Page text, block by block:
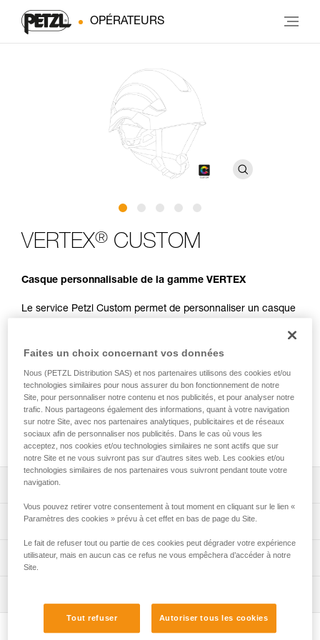
OPÉRATEURS
VERTEX® CUSTOM
Casque personnalisable de la gamme VERTEX
Le service Petzl Custom permet de personnaliser un casque
Des autocollants avec logo et/ou marquage nominatif
couleur peuvent être ajoutées. Une large gamme
d'accessoires (jugulaires, visières de protection, protection
pour casque, protège-nuque, porte-badge, bonnets...) est
disponible et peut être pré-montée. Il est conditionné
individuellement pour une solution prête à l'emploi.
Descriptif
Choix de la coque externe :
- disponible en sept couleurs standards (blanc, jaune,
rouge, noir, orange, bleu et vert) et deux couleurs
fluorescentes (jaune et orange).
- autocollants latéraux, avant ou arrière. Un logo et/ou un
marquage nominatif peuvent être imprimés sur fond blanc
ou gris réfléchissant,
Spécifications techniques
Tour de tête: 53-63 cm
Matière(s): ABS (acrylonitrile butadiène styrène),
Informations techniques
Déclaration de conformité
Procédure de vérification EPI
Télécharger le pdf verif-EPI-casques-PRO-procedure-FR
Faites un choix concernant vos données
Nous (PETZL Distribution SAS) et nos partenaires utilisons des cookies et/ou
technologies similaires pour nous assurer du bon fonctionnement de notre
Site, pour personnaliser notre contenu et nos publicités, et pour analyser notre
trafic. Nous partageons également des informations, quant à votre navigation
sur notre Site, avec nos partenaires analytiques, publicitaires et de réseaux
sociaux afin de personnaliser nos publicités. Dans le cas où vous les
acceptez, nos cookies et/ou technologies similaires ne sont actifs que sur
notre Site et ne vous suivront pas sur d’autres sites web. Les cookies et/ou
technologies similaires de nos partenaires vous suivront pendant toute votre
navigation.
Vous pouvez retirer votre consentement à tout moment en cliquant sur le lien «
Paramètres des cookies » prévu à cet effet en bas de page du Site.
Le fait de refuser tout ou partie de ces cookies peut dégrader votre expérience
utilisateur, mais en aucun cas ce refus ne vous empêchera d’accéder à notre
Site.
Tout refuser Autoriser tous les cookies